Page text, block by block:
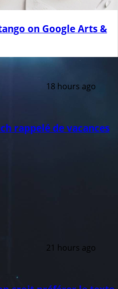
on Google Arts &
18 hours ago
rappelé de vacances
21 hours ago